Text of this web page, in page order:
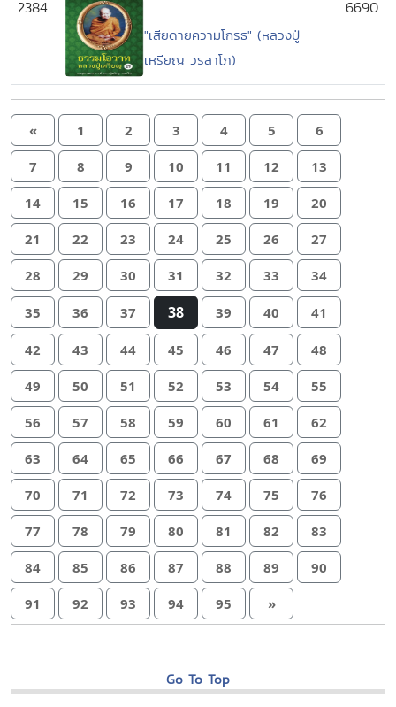
2384
"เสียดายความโกรธ" (หลวงปู่
เหรียญ วรลาโภ)
6690
« 1 2 3 4 5 6
7 8 9 10 11 12 13
14 15 16 17 18 19 20
21 22 23 24 25 26 27
28 29 30 31 32 33 34
35 36 37 38 39 40 41
42 43 44 45 46 47 48
49 50 51 52 53 54 55
56 57 58 59 60 61 62
63 64 65 66 67 68 69
70 71 72 73 74 75 76
77 78 79 80 81 82 83
84 85 86 87 88 89 90
91 92 93 94 95 »
Go To Top